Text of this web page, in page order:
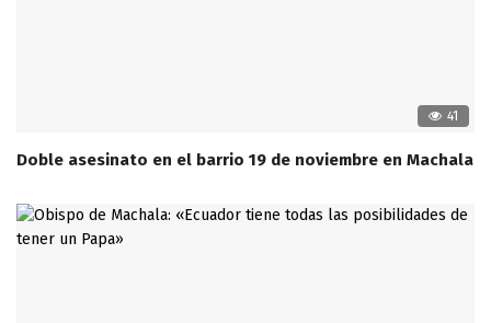
41
Doble asesinato en el barrio 19 de noviembre en Machala